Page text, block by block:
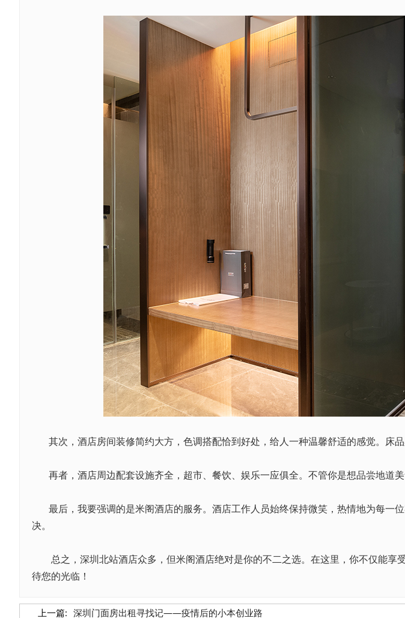
其次，酒店房间装修简约大方，色调搭配恰到好处，给人一种温馨舒适的感觉。床
再者，酒店周边配套设施齐全，超市、餐饮、娱乐一应俱全。不管你是想品尝地道
最后，我要强调的是米阁酒店的服务。酒店工作人员始终保持微笑，热情地为每一
决。
总之，深圳北站酒店众多，但米阁酒店绝对是你的不二之选。在这里，你不仅能享
待您的光临！
上一篇: 深圳门面房出租寻找记——疫情后的小本创业路